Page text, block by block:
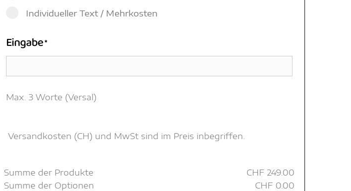
Individueller Text / Mehrkosten
Eingabe*
Max. 3 Worte (Versal)
Versandkosten (CH) und MwSt sind im Preis inbegriffen.
Summe der Produkte CHF 249.00
Summe der Optionen
CHF 0.00